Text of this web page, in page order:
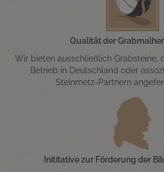
Qualität der
Wir bieten ausschließlich Grabsteine,
Betrieb in Deutschland oder
Steinmetz-Partnern
Inititative zur Förderung der